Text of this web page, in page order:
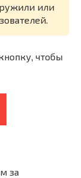
или
чтобы
за